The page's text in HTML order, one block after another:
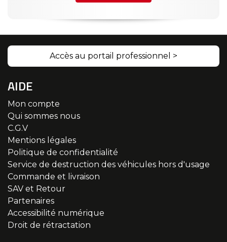
Accès au portail professionnel >
AIDE
Mon compte
Qui sommes nous
C.G.V
Mentions légales
Politique de confidentialité
Service de destruction des véhicules hors d'usage
Commande et livraison
SAV et Retour
Partenaires
Accessibilité numérique
Droit de rétractation